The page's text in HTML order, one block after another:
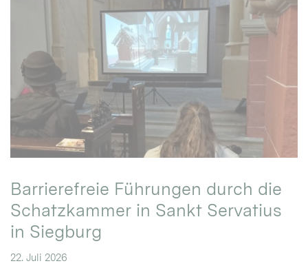
Barrierefreie Führungen durch die
Schatzkammer in Sankt Servatius
in Siegburg
22. Juli 2026